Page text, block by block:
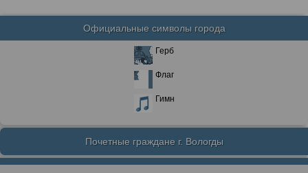
Официальные символы города
Герб
Флаг
Гимн
Почетные граждане г. Вологды